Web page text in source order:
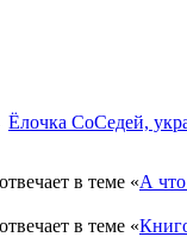
Ёлочка СоСедей,
отвечает в теме «А что
отвечает в теме «